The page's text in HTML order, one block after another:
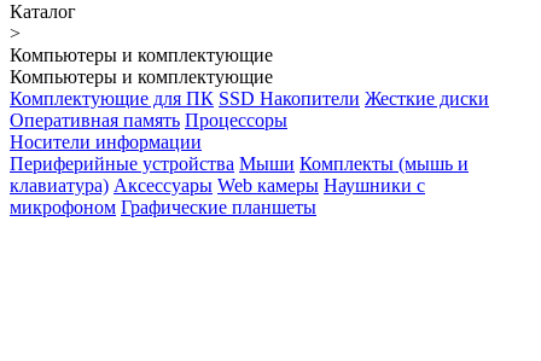
Каталог
>
Компьютеры и комплектующие
Компьютеры и комплектующие
Комплектующие для ПК SSD Накопители Жесткие диски
Оперативная память Процессоры
Носители информации
Периферийные устройства Мыши Комплекты (мышь и
клавиатура) Аксессуары Web камеры Наушники с
микрофоном Графические планшеты